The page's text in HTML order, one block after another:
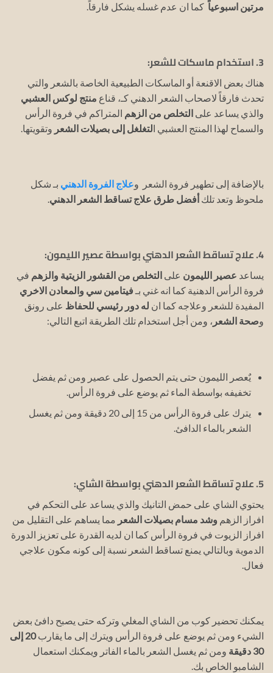
مرتين اسبوعياًكما ان عدم غسله يشكل فارقاً.
3. استخدام ماسكات للشعر:
هناك بعض الاقنعة أو الماسكات الطبيعية الخاصة بالشعر والتي
تحدث فارقاً لاصحاب الشعر الدهني كـ، قناع منتج لوكس العشبي
والذي يساعد على التخلص من الزهم المتراكم في فروة الرأس
والسماح لهذا المنتج العشبي التغلغل إلى بصيلات الشعر وتقويتها.
بالإضافة إلى تطهير فروة الشعر وعلاج الفروة الدهني بـ شكل
ملحوظ وتعد تلك أفضل طرق علاج تساقط الشعر الدهني.
4. علاج تساقط الشعر الدهني بواسطة عصير الليمون:
يساعد عصير الليمون على التخلص من القشور الزيتية والزهم في
فروة الرأس الدهنية كما انه غني بـ فيتامين سي والمعادن الاخري
المفيدة للشعر وعلاجه كما ان له دور رئيسي للحفاظ على رونق
وصحة الشعر ، ومن أجل استخدام تلك الطريقة اتبع التالي:
يٌعصر الليمون حتى يتم الحصول على عصير ومن ثم يفضل
تخفيفه بواسطة الماء ثم يوضع على فروة الرأس.
يترك على فروة الرأس من 15 إلى 20 دقيقة ومن ثم يغسل
الشعر بالماء الدافئ.
5. علاج تساقط الشعر الدهني بواسطة الشاي:
يحتوي الشاي على حمض التانيك والذي يساعد على التحكم في
افراز الزهم وشد مسام بصيلات الشعر مما يساهم على التقليل من
افراز الزيوت في فروة الرأس كما ان لديه القدرة على تعزيز الدورة
الدموية وبالتالي يمنع تساقط الشعر نسبة إلى كونه مكون علاجي
فعال.
يمكنك تحضير كوب من الشاي المغلي وتركه حتى يصبح دافئ بعض
الشيء ومن ثم يوضع على فروة الرأس ويترك إلى ما يقارب
20 إلى
30 دقيقة
ومن ثم يغسل الشعر بالماء الفاتر ويمكنك استعمال
الشامبو الخاص بك.